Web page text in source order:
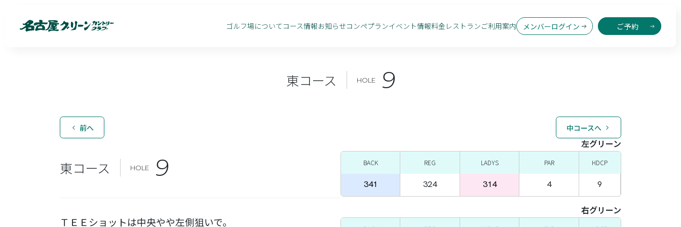
ゴルフ場について コース情報お知らせコンペプランイベント情報料金 レストランご利用案内 メンバーログイン ご予約
東コース HOLE 9
前へ 中コースへ
東コース HOLE 9
ＴＥＥショットは中央やや左側狙いで。
左グリーン
BACK REG LADYS PAR HDCP
341 324 314 4 9
右グリーン